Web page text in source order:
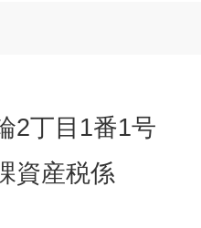
2丁目1番1号
資産税係